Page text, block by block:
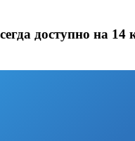
доступно на 14